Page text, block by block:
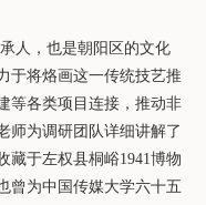
人，也是朝阳区的文化
于将烙画这一传统技艺推
等各类项目连接，推动非
师为调研团队详细讲解了
藏于左权县桐峪1941博物
曾为中国传媒大学六十五